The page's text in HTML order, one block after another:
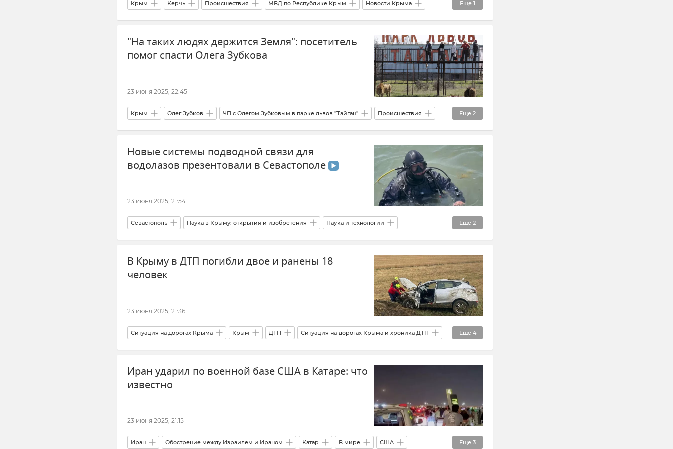
Еще 1
Крым Керчь Происшествия МВД по Республике Крым Новости Крыма
Общество
"На таких людях держится Земля": посетитель
помог спасти Олега Зубкова
23 июня 2025, 22:45
Еще 2
Крым Олег Зубков ЧП с Олегом Зубковым в парке львов "Тайган" Происшествия
Новости Крыма Парк львов "Тайган"
Новые системы подводной связи для
водолазов презентовали в Севастополе
23 июня 2025, 21:54
Еще 2
Севастополь Наука в Крыму: открытия и изобретения Наука и технологии
Водолазные работы Новости Севастополя
В Крыму в ДТП погибли двое и ранены 18
человек
23 июня 2025, 21:36
Еще 4
Ситуация на дорогах Крыма Крым ДТП Ситуация на дорогах Крыма и хроника ДТП
ДТП в Крыму и Севастополе Госавтоинспекция Крыма Новости Крыма
Происшествия
Иран ударил по военной базе США в Катаре: что
известно
23 июня 2025, 21:15
Еще 3
Иран Обострение между Израилем и Ираном Катар В мире США